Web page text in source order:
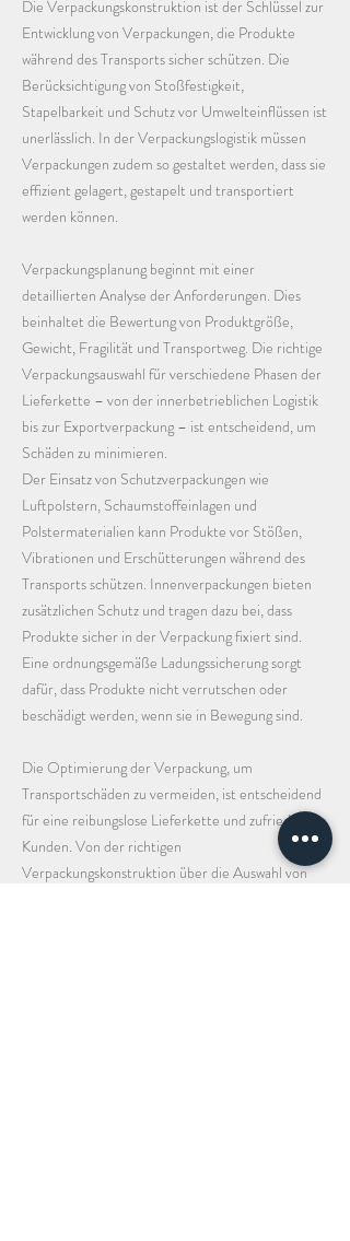
Die Verpackungskonstruktion ist der Schlüssel zur
Entwicklung von Verpackungen, die Produkte
während des Transports sicher schützen. Die
Berücksichtigung von Stoßfestigkeit,
Stapelbarkeit und Schutz vor Umwelteinflüssen ist
unerlässlich. In der Verpackungslogistik müssen
Verpackungen zudem so gestaltet werden, dass sie
effizient gelagert, gestapelt und transportiert
werden können.
Verpackungsplanung beginnt mit einer
detaillierten Analyse der Anforderungen. Dies
beinhaltet die Bewertung von Produktgröße,
Gewicht, Fragilität und Transportweg. Die richtige
Verpackungsauswahl für verschiedene Phasen der
Lieferkette – von der innerbetrieblichen Logistik
bis zur Exportverpackung – ist entscheidend, um
Schäden zu minimieren.
Der Einsatz von Schutzverpackungen wie
Luftpolstern, Schaumstoffeinlagen und
Polstermaterialien kann Produkte vor Stößen,
Vibrationen und Erschütterungen während des
Transports schützen. Innenverpackungen bieten
zusätzlichen Schutz und tragen dazu bei, dass
Produkte sicher in der Verpackung fixiert sind.
Eine ordnungsgemäße Ladungssicherung sorgt
dafür, dass Produkte nicht verrutschen oder
beschädigt werden, wenn sie in Bewegung sind.
Die Optimierung der Verpackung, um
Transportschäden zu vermeiden, ist entscheidend
für eine reibungslose Lieferkette und zufriedene
Kunden. Von der richtigen
Verpackungskonstruktion über die Auswahl von